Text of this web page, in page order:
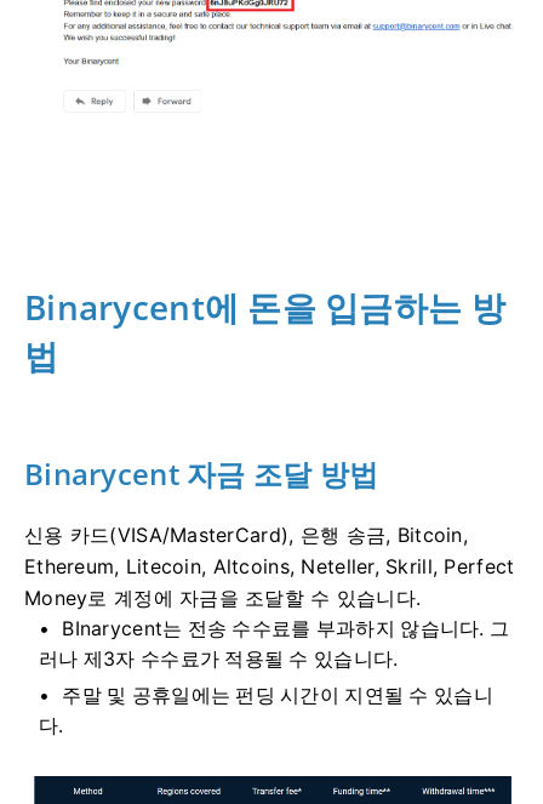
Binarycent에 돈을 입금하는 방
법
Binarycent 자금 조달 방법
신용 카드(VISA/MasterCard), 은행 송금, Bitcoin,
Ethereum, Litecoin, Altcoins, Neteller, Skrill, Perfect
Money로 계정에 자금을 조달할 수 있습니다.
BInarycent는 전송 수수료를 부과하지 않습니다. 그
러나 제3자 수수료가 적용될 수 있습니다.
주말 및 공휴일에는 펀딩 시간이 지연될 수 있습니
다.